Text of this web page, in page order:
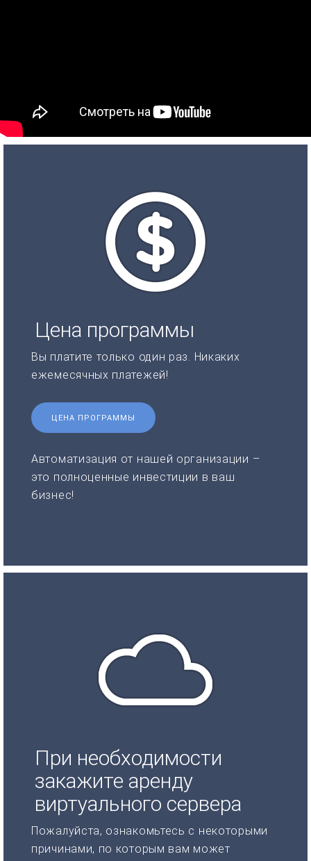
Цена программы
Вы платите только один раз. Никаких
ежемесячных платежей!
ЦЕНА ПРОГРАММЫ
Автоматизация от нашей организации –
это полноценные инвестиции в ваш
бизнес!
При необходимости
закажите аренду
виртуального сервера
Пожалуйста, ознакомьтесь с некоторыми
причинами, по которым вам может